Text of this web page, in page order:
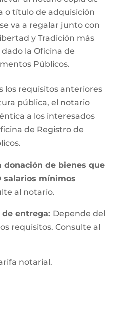
o título de adquisición
va a regalar junto con
y Tradición más
la Oficina de
Públicos.
los requisitos anteriores
pública, el notario
a los interesados
de Registro de
donación de bienes que
salarios mínimos
al notario.
entrega: Depende del
requisitos. Consulte al
notarial.